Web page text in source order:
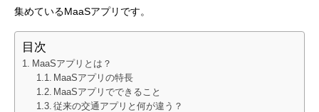
集めているMaaSアプリです。
目次
MaaSアプリとは？
MaaSアプリの特長
MaaSアプリでできること
従来の交通アプリと何が違う？